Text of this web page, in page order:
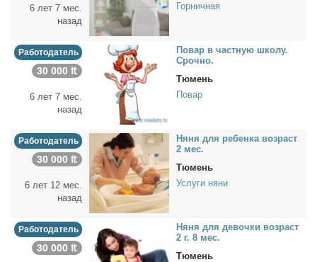
6 лет 7 мес.
назад
Горничная
Работодатель
30 000 ₶
6 лет 7 мес.
назад
По­вар в част­ную шко­лу.
Сроч­но.
Тюмень
Повар
Работодатель
30 000 ₶
6 лет 12 мес.
назад
Ня­ня для ре­бен­ка воз­раст
2 мес.
Тюмень
Услуги няни
Работодатель
30 000 ₶
Ня­ня для де­воч­ки воз­раст
2 г. 8 мес.
Тюмень